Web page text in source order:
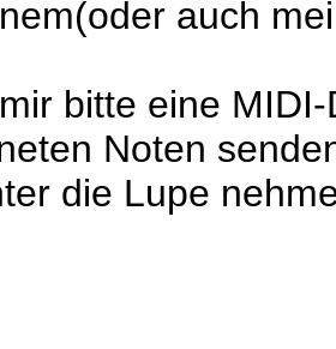
auch
bitte eine
Noten
die Lupe